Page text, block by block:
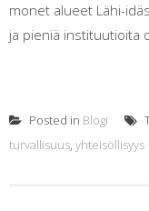
monet alueet Lähi-
ja pieniä instituutioita
Posted in Blogi
turvallisuus, yhteisöllisyys